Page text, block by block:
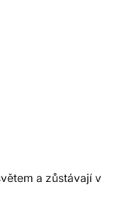
a zůstávají v